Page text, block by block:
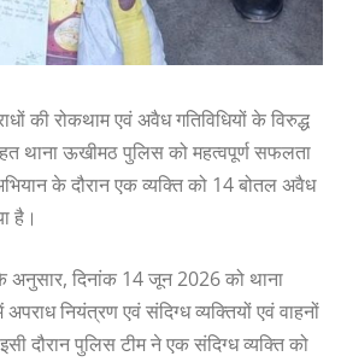
की रोकथाम एवं अवैध गतिविधियों के विरुद्ध
थाना ऊखीमठ पुलिस को महत्वपूर्ण सफलता
के दौरान एक व्यक्ति को 14 बोतल अवैध
है।
अनुसार, दिनांक 14 जून 2026 को थाना
अपराध नियंत्रण एवं संदिग्ध व्यक्तियों एवं वाहनों
दौरान पुलिस टीम ने एक संदिग्ध व्यक्ति को